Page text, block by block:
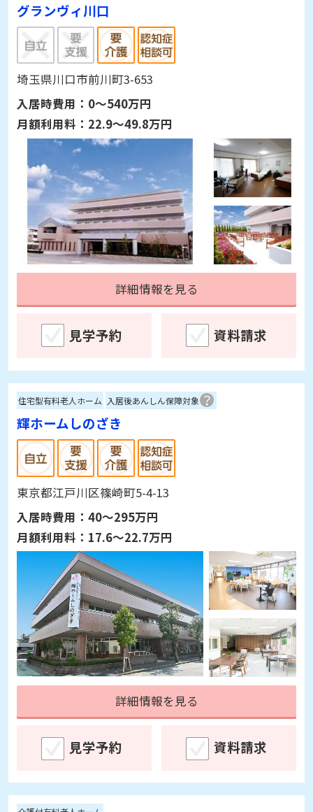
グランヴィ川口
埼玉県川口市前川町3-653
入居時費用： 0～540万円
月額利用料： 22.9～49.8万円
詳細情報を見る
見学予約 資料請求
住宅型有料老人ホーム 入居後あんしん保障対象
輝ホームしのざき
東京都江戸川区篠崎町5-4-13
入居時費用： 40～295万円
月額利用料： 17.6～22.7万円
詳細情報を見る
見学予約 資料請求